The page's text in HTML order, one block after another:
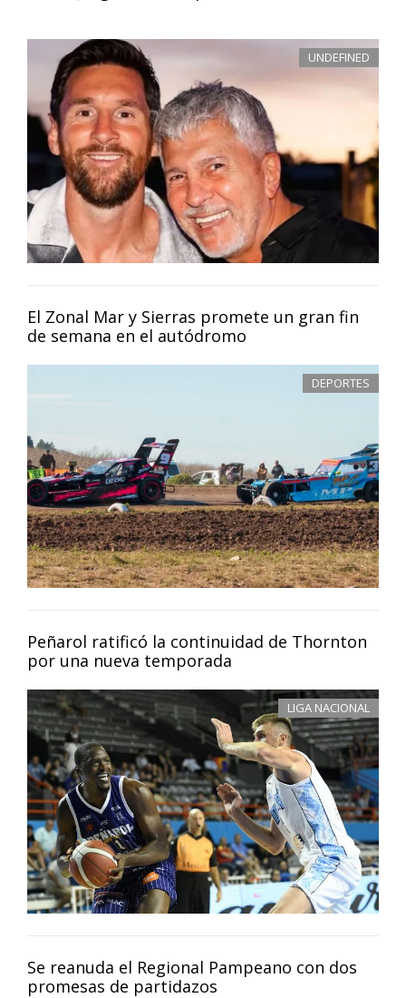
UNDEFINED
El Zonal Mar y Sierras promete un gran fin
de semana en el autódromo
DEPORTES
Peñarol ratificó la continuidad de Thornton
por una nueva temporada
LIGA NACIONAL
Se reanuda el Regional Pampeano con dos
promesas de partidazos